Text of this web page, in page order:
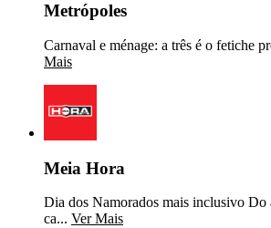
Metrópoles
Carnaval e ménage: a três é o fetiche
Mais
Meia Hora
Dia dos Namorados mais inclusivo Do
ca... Ver Mais